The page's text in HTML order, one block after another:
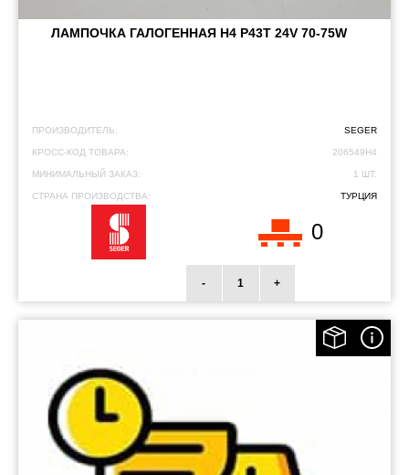
ЛАМПОЧКА ГАЛОГЕННАЯ H4 P43T 24V 70-75W
ПРОИЗВОДИТЕЛЬ: SEGER
КРОСС-КОД ТОВАРА: 206549H4
МИНИМАЛЬНЫЙ ЗАКАЗ: 1 ШТ.
СТРАНА ПРОИЗВОДСТВА: ТУРЦИЯ
0
- +